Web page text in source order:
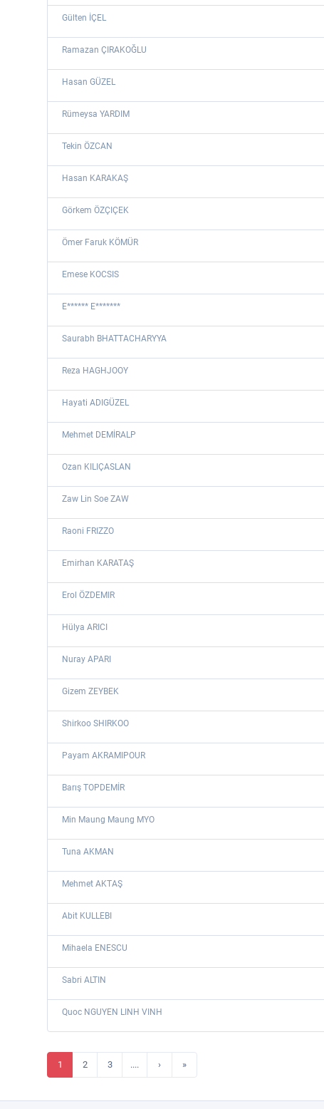
Gülten İÇEL
Ramazan ÇIRAKOĞLU
Hasan GÜZEL
Rümeysa YARDIM
Tekin ÖZCAN
Hasan KARAKAŞ
Görkem ÖZÇIÇEK
Ömer Faruk KÖMÜR
Emese KOCSIS
E****** E*******
Saurabh BHATTACHARYYA
Reza HAGHJOOY
Hayati ADIGÜZEL
Mehmet DEMİRALP
Ozan KILIÇASLAN
Zaw Lin Soe ZAW
Raoni FRIZZO
Emirhan KARATAŞ
Erol ÖZDEMIR
Hülya ARICI
Nuray APARI
Gizem ZEYBEK
Shirkoo SHIRKOO
Payam AKRAMIPOUR
Barış TOPDEMİR
Min Maung Maung MYO
Tuna AKMAN
Mehmet AKTAŞ
Abit KULLEBI
Mihaela ENESCU
Sabri ALTIN
Quoc NGUYEN LINH VINH
1 2 3 .... › »